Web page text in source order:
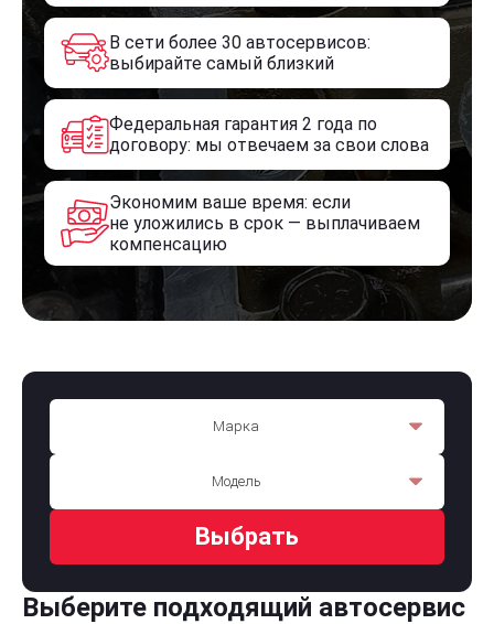
В сети более 30 автосервисов:
выбирайте самый близкий
Федеральная гарантия 2 года по
договору: мы отвечаем за свои слова
Экономим ваше время: если
не уложились в срок — выплачиваем
компенсацию
Марка
Модель
Выбрать
Выберите подходящий автосервис